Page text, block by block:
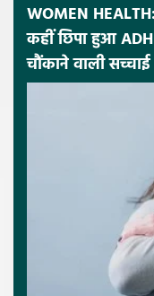
WOMEN
कहीं छिपा हुआ
चौंकाने वाली सच्चाई